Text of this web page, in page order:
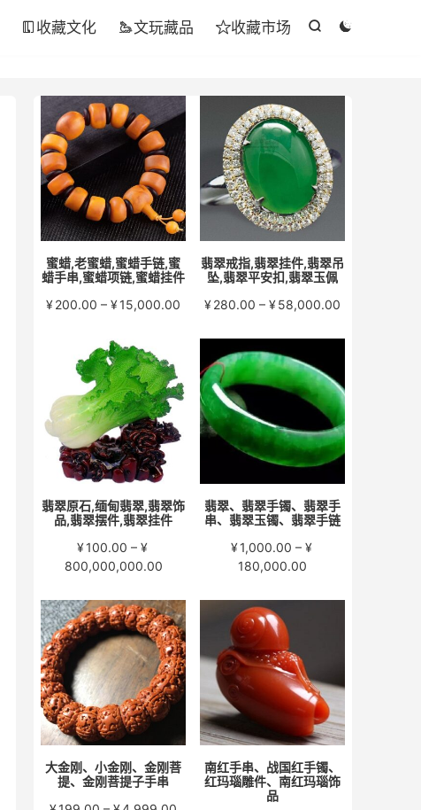


 收藏文化 文玩藏品 收藏市场
蜜蜡,老蜜蜡,蜜蜡手链,蜜
蜡手串,蜜蜡项链,蜜蜡挂件
¥200.00 – ¥15,000.00
¥200.00
至
¥15,000.00
翡翠戒指,翡翠挂件,翡翠吊
坠,翡翠平安扣,翡翠玉佩
¥280.00 – ¥58,000.00
范
至
¥58,000.00
翡翠原石,缅甸翡翠,翡翠饰
品,翡翠摆件,翡翠挂件
¥100.00 – ¥
800,000,000.00价
范
围：
¥100.00
至
¥800,000,000.00
翡翠、翡翠手镯、翡翠手
串、翡翠玉镯、翡翠手链
¥1,000.00 – ¥
180,000.00
范
¥180,000.00
大金刚、小金刚、金刚菩
提、金刚菩提子手串
南红手串、战国红手镯、
红玛瑙雕件、南红玛瑙饰
品